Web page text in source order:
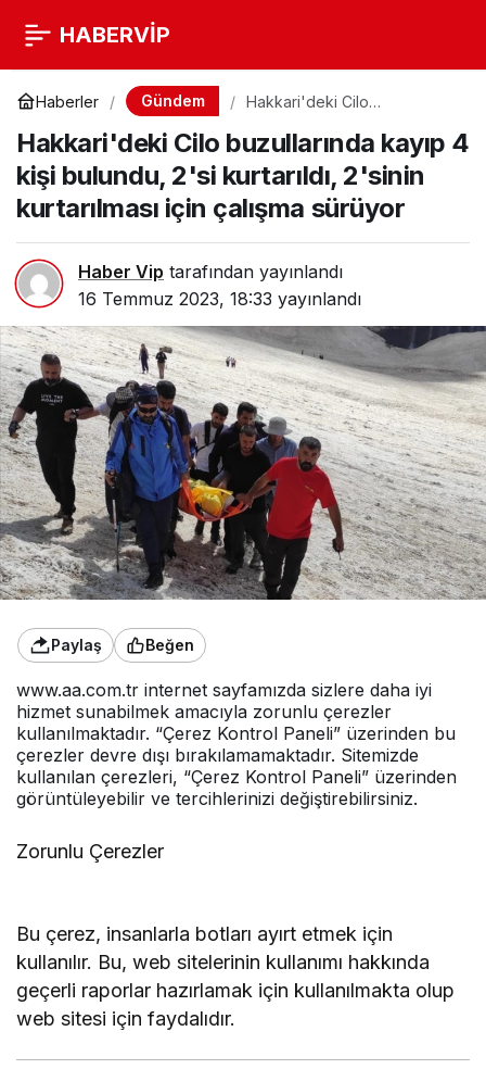
HABERVİP
Haberler Gündem
Hakkari'deki Cilo
bulundu, 2'si kurtarıldı, 2'sinin
kurtarılması için çalışma
sürüyor
Hakkari'deki Cilo buzullarında kayıp 4
kişi bulundu, 2'si kurtarıldı, 2'sinin
kurtarılması için çalışma sürüyor
Haber Vip tarafından yayınlandı
16 Temmuz 2023, 18:33 yayınlandı
Paylaş Beğen
www.aa.com.tr internet sayfamızda sizlere daha iyi
hizmet sunabilmek amacıyla zorunlu çerezler
kullanılmaktadır. “Çerez Kontrol Paneli” üzerinden bu
çerezler devre dışı bırakılamamaktadır. Sitemizde
kullanılan çerezleri, “Çerez Kontrol Paneli” üzerinden
görüntüleyebilir ve tercihlerinizi değiştirebilirsiniz.
Zorunlu Çerezler
Bu çerez, insanlarla botları ayırt etmek için
kullanılır. Bu, web sitelerinin kullanımı hakkında
geçerli raporlar hazırlamak için kullanılmakta olup
web sitesi için faydalıdır.